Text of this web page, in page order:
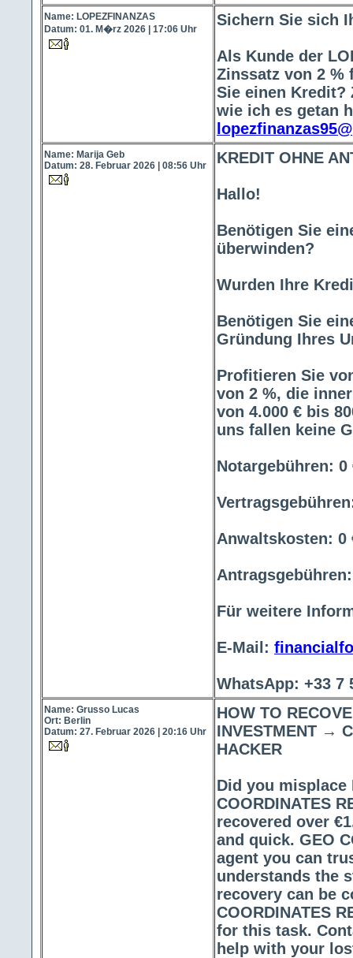
Name: LOPEZFINANZAS
Datum: 01. M�rz 2026 | 17:06 Uhr
Sichern Sie sich
Als Kunde der
Zinssatz von 2 %
Sie einen Kredit?
wie ich es getan
Name: Marija Geb
Datum: 28. Februar 2026 | 08:56 Uhr
KREDIT OHNE
Hallo!
Benötigen Sie
überwinden?
Wurden Ihre
Benötigen Sie
Gründung Ihres
Profitieren Sie
von 2 %, die
von 4.000 € bis
uns fallen keine
Notargebühren: 0
Anwaltskosten: 0
Für weitere
E-Mail:
WhatsApp: +33 7
Name: Grusso Lucas
Ort: Berlin
Datum: 27. Februar 2026 | 20:16 Uhr
HOW TO
INVESTMENT →
HACKER
Did you misplace
COORDINATES
recovered over
and quick. GEO
agent you can
understands the
recovery can be
COORDINATES
for this task.
help with your